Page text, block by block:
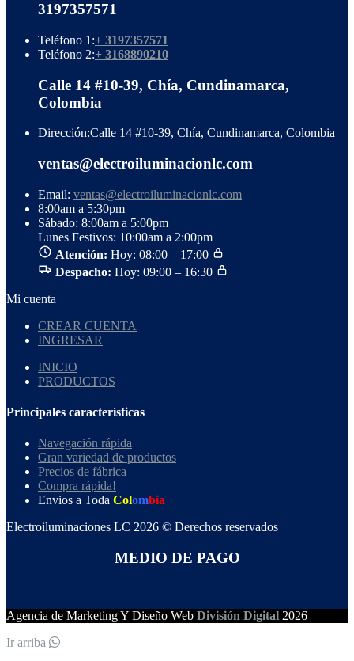
3197357571
Teléfono 1:+ 3197357571
Teléfono 2:+ 3168890210
Calle 14 #10-39, Chía, Cundinamarca,
Colombia
Dirección:Calle 14 #10-39, Chía, Cundinamarca, Colombia
ventas@electroiluminacionlc.com
Email: ventas@electroiluminacionlc.com
8:00am a 5:30pm
Sábado: 8:00am a 5:00pm
Lunes Festivos: 10:00am a 2:00pm
Atención: Hoy: 08:00 – 17:00
Despacho: Hoy: 09:00 – 16:30
Mi cuenta
CREAR CUENTA
INGRESAR
INICIO
PRODUCTOS
Principales características
Navegación rápida
Gran variedad de productos
Precios de fábrica
Compra rápida!
Envios a Toda Colombia
Electroiluminaciones LC 2026 © Derechos reservados
MEDIO DE PAGO
Agencia de Marketing Y Diseño Web División Digital 2026
Ir arriba